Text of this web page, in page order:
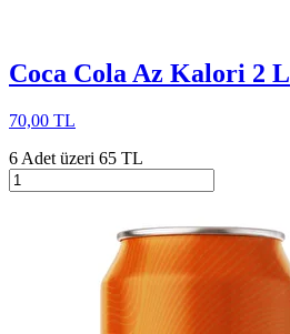
Coca Cola Az Kalori 2 L
70,00 TL
6 Adet üzeri 65 TL